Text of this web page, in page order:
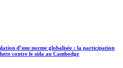
d’une norme globalisée : la participation
contre le sida au Cambodge